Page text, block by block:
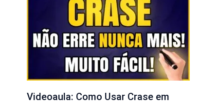
Videoaula: Como Usar Crase em